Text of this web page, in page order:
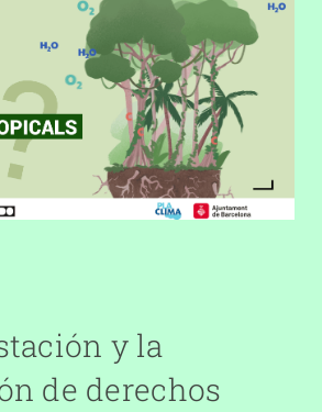
y la
de derechos